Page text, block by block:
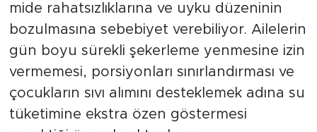
mide rahatsızlıklarına ve uyku düzeninin
bozulmasına sebebiyet verebiliyor. Ailelerin
gün boyu sürekli şekerleme yenmesine izin
vermemesi, porsiyonları sınırlandırması ve
çocukların sıvı alımını desteklemek adına su
tüketimine ekstra özen göstermesi